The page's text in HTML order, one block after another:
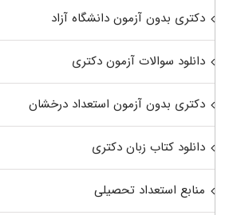
دکتری بدون آزمون دانشگاه آزاد
دانلود سوالات آزمون دکتری
دکتری بدون آزمون استعداد درخشان
دانلود کتاب زبان دکتری
منابع استعداد تحصیلی